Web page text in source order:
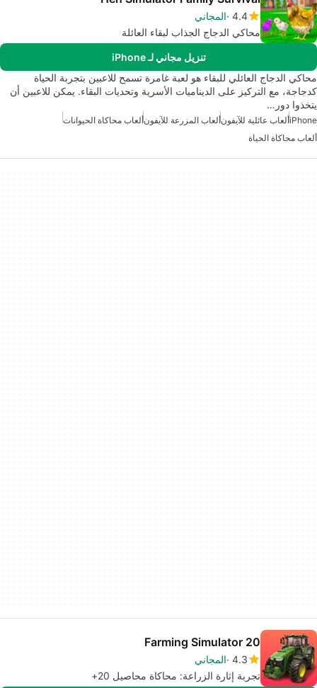
4.4 المجاني
محاكي الدجاج الجذاب لبقاء العائلة
تنزيل مجاني لـ iPhone
محاكي الدجاج العائلي للبقاء هو لعبة غامرة تسمح للاعبين بتجربة الحياة
كدجاجة، مع التركيز على الديناميات الأسرية وتحديات البقاء. يمكن للاعبين أن
يتخذوا دور…
iPhoneألعاب عائلية للآيفونألعاب المزرعة للآيفونألعاب محاكاة الحيوانات
ألعاب محاكاة الحياة
Farming Simulator 20
4.3 المجاني
تجربة إثارة الزراعة: محاكاة محاصيل 20+